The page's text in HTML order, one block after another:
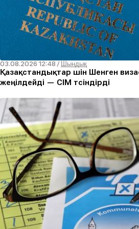
03.08.2026 12:48 / Шындық
Қазақстандықтар үшін Шенген
жеңілдейді — СІМ түсіндірді